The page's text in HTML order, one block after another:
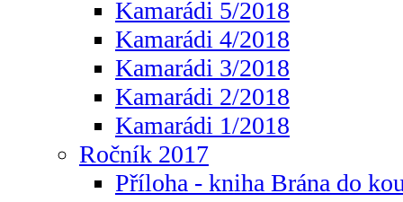
Kamarádi 5/2018
Kamarádi 4/2018
Kamarádi 3/2018
Kamarádi 2/2018
Kamarádi 1/2018
Ročník 2017
Příloha - kniha Brána do